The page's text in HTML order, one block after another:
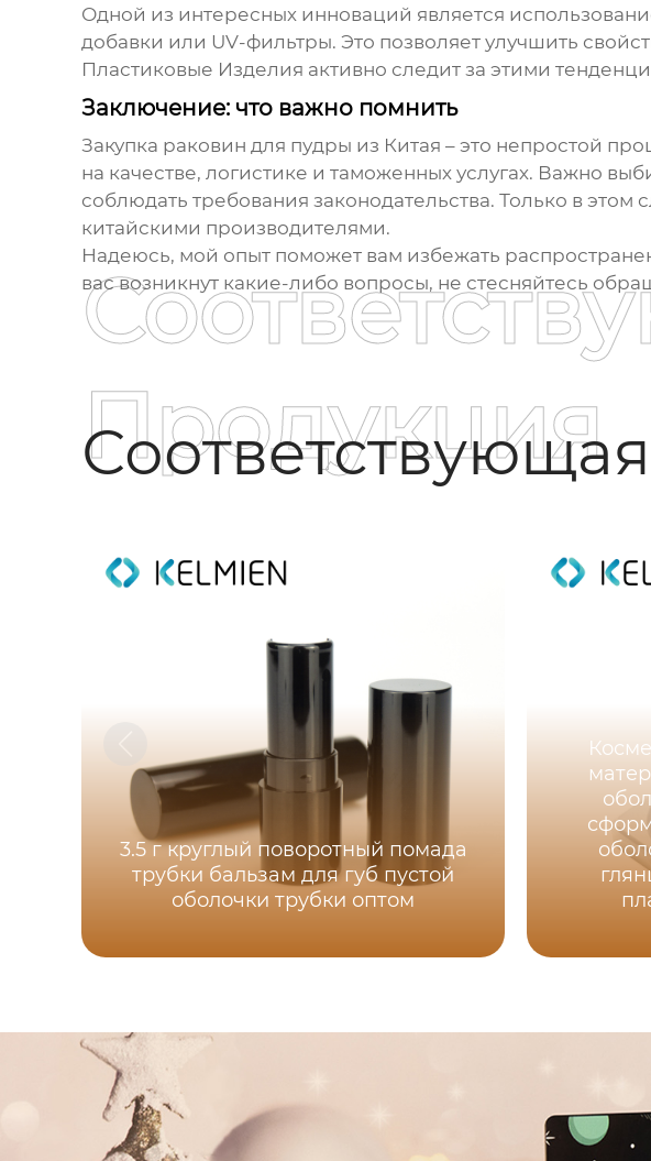
Одной из интересных инноваций является
добавки или UV-фильтры. Это позволяет улучшить
Пластиковые Изделия активно следит за этими
Заключение: что важно помнить
Закупка раковин для пудры из Китая – это непростой
на качестве, логистике и таможенных услугах. Важно
соблюдать требования законодательства. Только в этом
китайскими производителями.
Надеюсь, мой опыт поможет вам избежать
вас возникнут какие-либо вопросы, не стесняйтесь
Соответствующая
Продукция
3.5 г круглый поворотный помада
трубки бальзам для губ пустой
оболочки трубки оптом